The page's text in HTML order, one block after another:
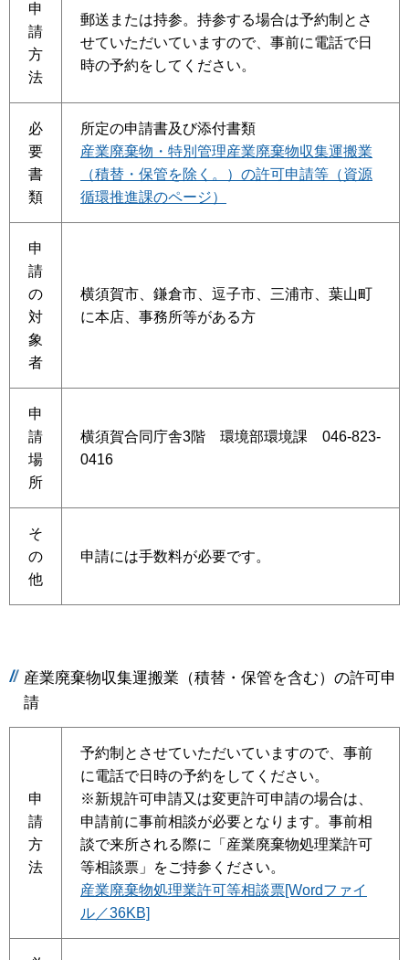
申
請
方
法
郵送または持参。持参する場合は予約制とさ
せていただいていますので、事前に電話で日
時の予約をしてください。
必
要
書
類
所定の申請書及び添付書類
産業廃棄物・特別管理産業廃棄物収集運搬業
（積替・保管を除く。）の許可申請等（資源
循環推進課のページ）
申
請
の
対
象
者
横須賀市、鎌倉市、逗子市、三浦市、葉山町
に本店、事務所等がある方
申
請
場
所
横須賀合同庁舎3階 環境部環境課 046-823-
0416
そ
の
他
申請には手数料が必要です。
産業廃棄物収集運搬業（積替・保管を含む）の許可申
請
申
請
方
法
予約制とさせていただいていますので、事前
に電話で日時の予約をしてください。
※新規許可申請又は変更許可申請の場合は、
申請前に事前相談が必要となります。事前相
談で来所される際に「産業廃棄物処理業許可
等相談票」をご持参ください。
産業廃棄物処理業許可等相談票[Wordファイ
ル／36KB]